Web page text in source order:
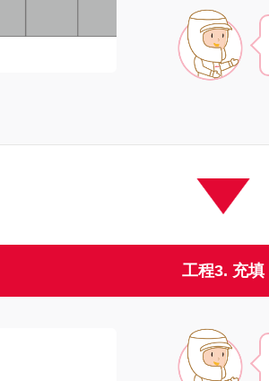
工程3. 充填